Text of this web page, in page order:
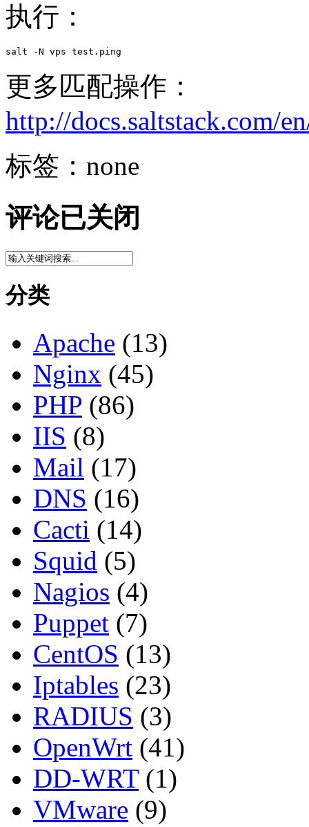
执行：
salt -N vps test.ping
更多匹配操作：
http://docs.saltstack.com/
标签：none
评论已关闭
分类
Apache (13)
Nginx (45)
PHP (86)
IIS (8)
Mail (17)
DNS (16)
Cacti (14)
Squid (5)
Nagios (4)
Puppet (7)
CentOS (13)
Iptables (23)
RADIUS (3)
OpenWrt (41)
DD-WRT(1)
VMware (9)